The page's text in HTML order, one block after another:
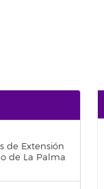
de Extensión
de La Palma